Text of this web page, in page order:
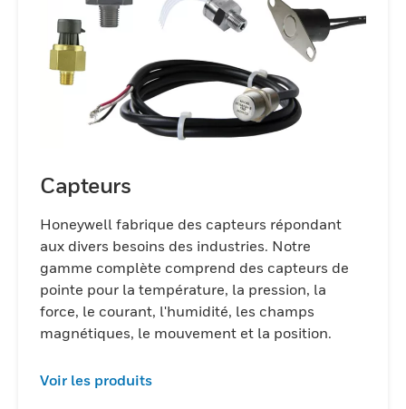
performance, favorisant l'efficacité et
garantissant le succès opérationnel à long
terme.
Capteurs
Honeywell fabrique des capteurs répondant
aux divers besoins des industries. Notre
gamme complète comprend des capteurs de
pointe pour la température, la pression, la
force, le courant, l'humidité, les champs
magnétiques, le mouvement et la position.
Voir les produits